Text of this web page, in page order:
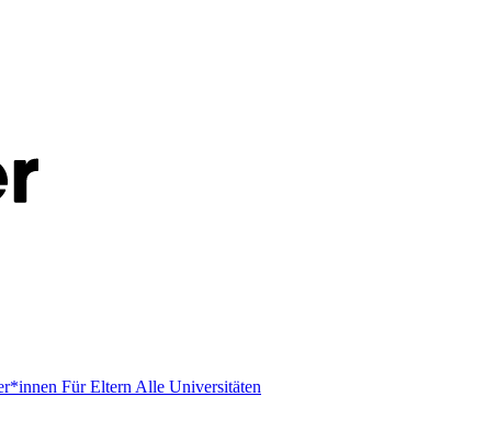
Für Eltern Alle Universitäten